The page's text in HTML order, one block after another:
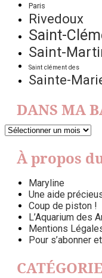
Paris
Rivedoux
Saint-
Saint-
Saint clément des
Sainte-
DANS MA
DANS
BAZENNE
(ARCHIVES)
À propos
Maryline
Une aide
Coup de piston !
L’Aquarium des
Mentions
Pour s’abonner